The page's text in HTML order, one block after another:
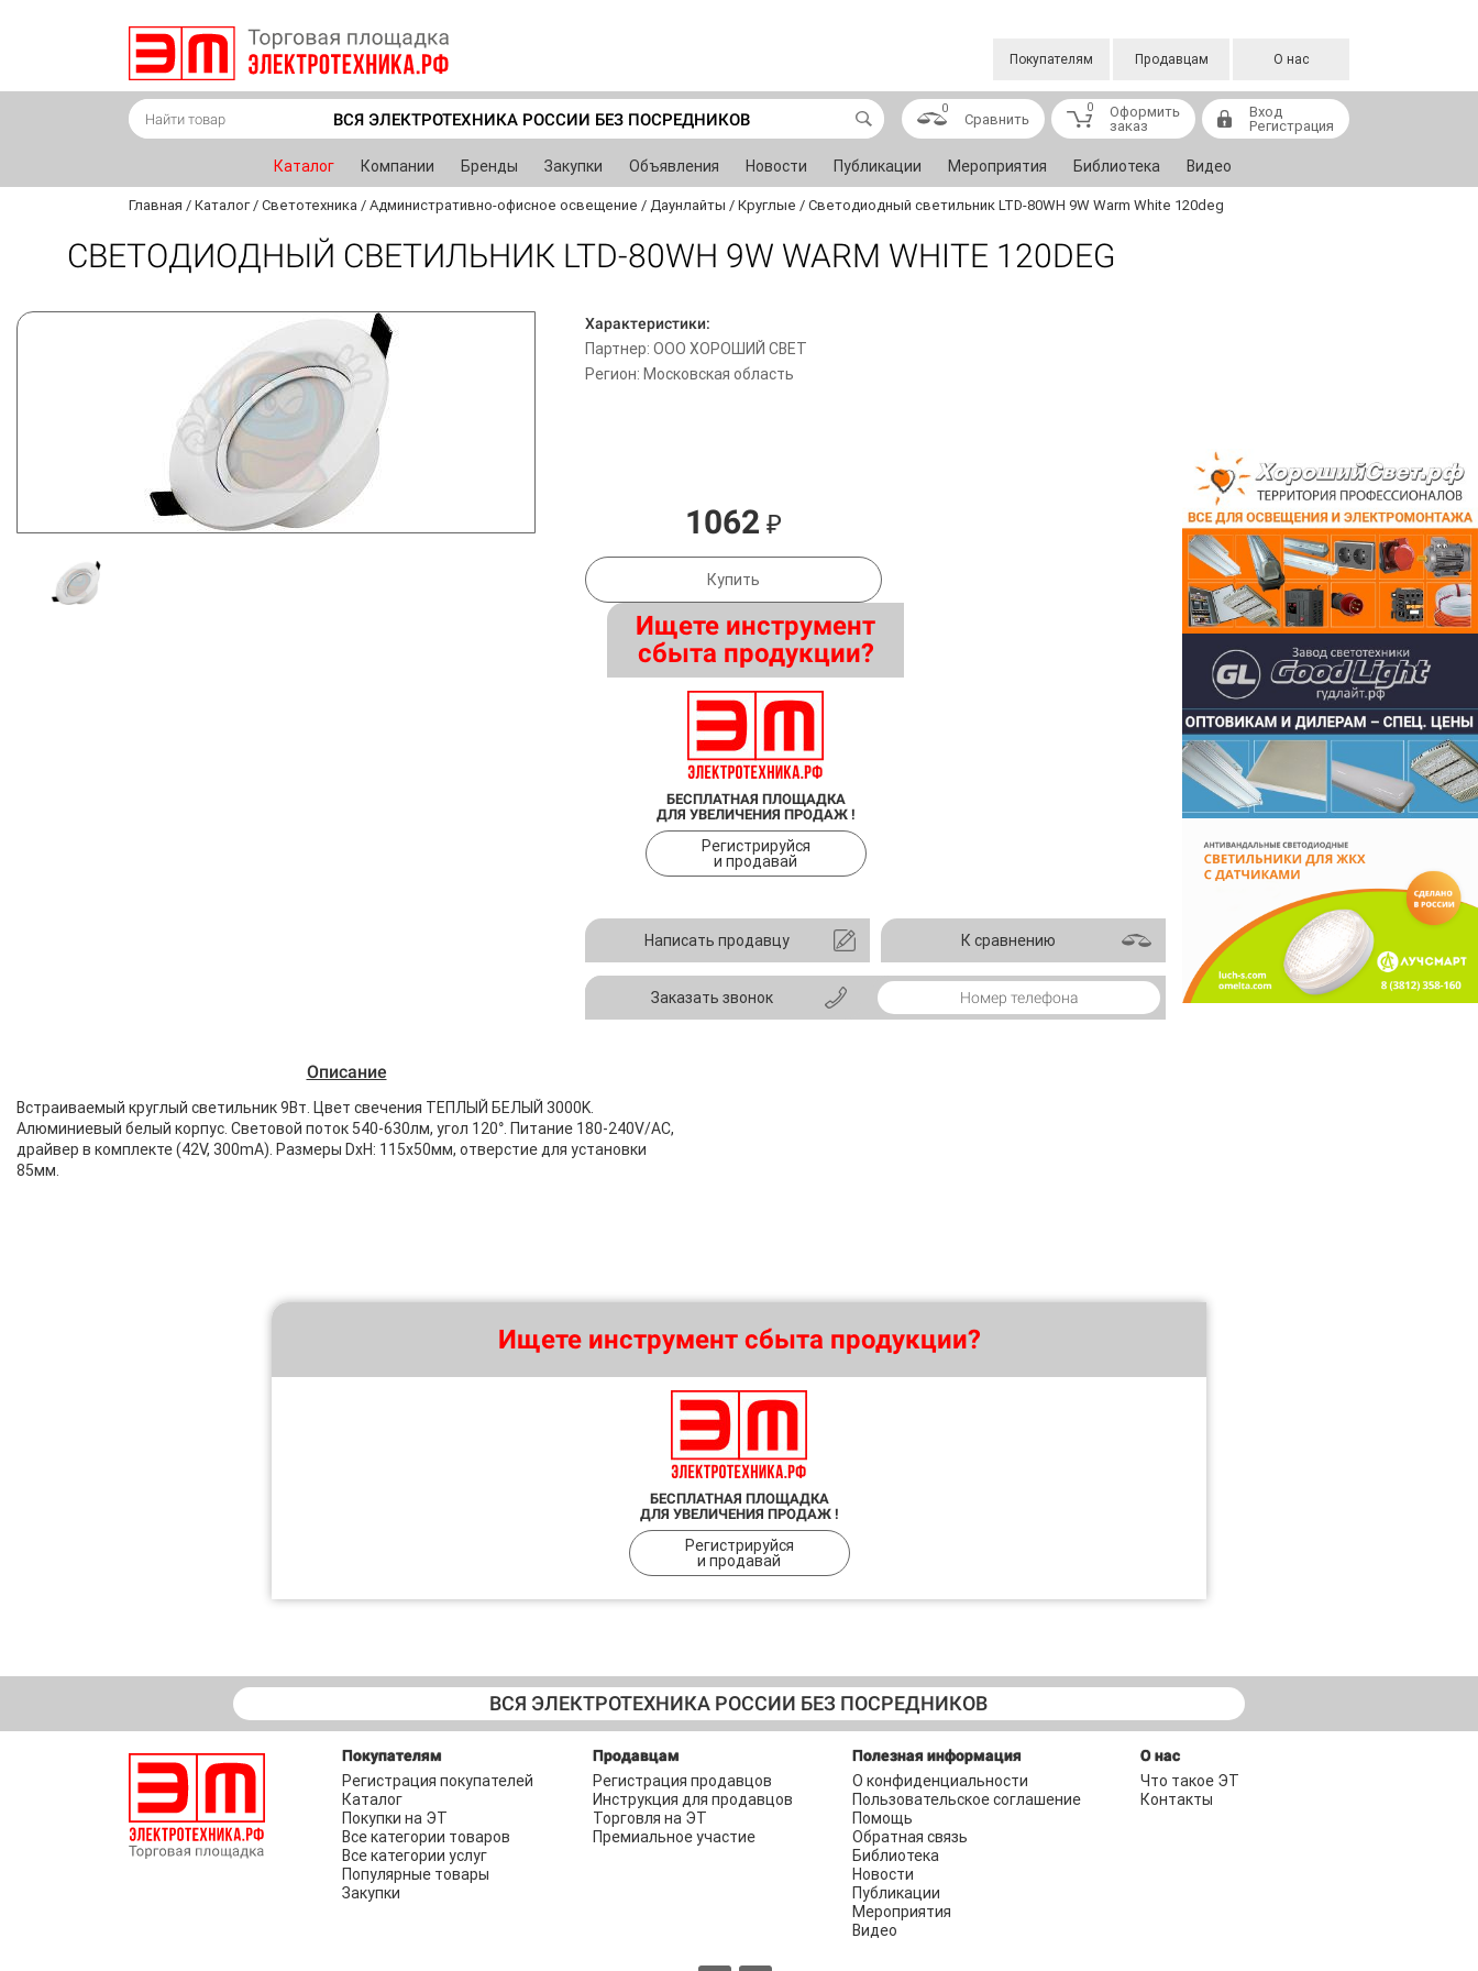
Покупателям Продавцам О нас
ВСЯ ЭЛЕКТРОТЕХНИКА РОССИИ БЕЗ ПОСРЕДНИКОВ
0
Сравнить
0
Оформить
заказ
Вход
Регистрация
Каталог Компании Бренды Закупки Объявления Новости Публикации Мероприятия Библиотека Видео
Главная / Каталог / Светотехника / Административно-офисное освещение / Даунлайты / Круглые / Светодиодный светильник LTD-80WH 9W Warm White 120deg
СВЕТОДИОДНЫЙ СВЕТИЛЬНИК LTD-80WH 9W WARM WHITE 120DEG
Характеристики:
Партнер: ООО ХОРОШИЙ СВЕТ
Регион: Московская область
1062 ₽
Купить
Ищете инструмент
сбыта продукции?
БЕСПЛАТНАЯ ПЛОЩАДКА
ДЛЯ УВЕЛИЧЕНИЯ ПРОДАЖ !
Регистрируйся
и продавай
Написать продавцу К сравнению
Заказать звонок
Описание
Встраиваемый круглый светильник 9Вт. Цвет свечения ТЕПЛЫЙ БЕЛЫЙ 3000K.
Алюминиевый белый корпус. Световой поток 540-630лм, угол 120°. Питание 180-240V/AC,
драйвер в комплекте (42V, 300mA). Размеры DxH: 115x50мм, отверстие для установки
85мм.
Ищете инструмент сбыта продукции?
БЕСПЛАТНАЯ ПЛОЩАДКА
ДЛЯ УВЕЛИЧЕНИЯ ПРОДАЖ !
Регистрируйся
и продавай
ВСЯ ЭЛЕКТРОТЕХНИКА РОССИИ БЕЗ ПОСРЕДНИКОВ
Покупателям
Регистрация покупателей
Каталог
Покупки на ЭТ
Все категории товаров
Все категории услуг
Популярные товары
Закупки
Продавцам
Регистрация продавцов
Инструкция для продавцов
Торговля на ЭТ
Премиальное участие
Полезная информация
О конфиденциальности
Пользовательское соглашение
Помощь
Обратная связь
Библиотека
Новости
Публикации
Мероприятия
Видео
О нас
Что такое ЭТ
Контакты